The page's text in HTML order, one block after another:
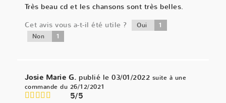
Très beau cd et les chansons sont très belles.
Cet avis vous a-t-il été utile ?
Oui 1
Non 1
Josie Marie G.publié le 03/01/2022 suite à une
commande du 26/12/2021
5/5